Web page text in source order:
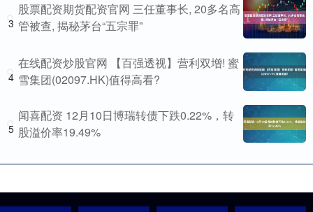
3
股票配资期货配资官网 三任董事长, 20多名高
管被查, 揭秘茅台“五宗罪”
4
在线配资炒股官网 【百强透视】营利双增! 蜜
雪集团(02097.HK)值得高看?
5
闻喜配资 12月10日博瑞转债下跌0.22%，转
股溢价率19.49%